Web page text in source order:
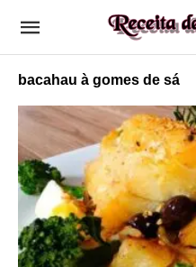
bacahau à gomes de sá